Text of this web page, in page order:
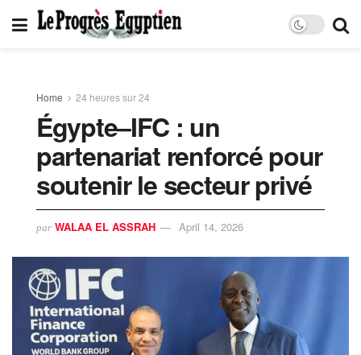
Home 24 heures sur 24
Égypte–IFC : un
partenariat renforcé pour
soutenir le secteur privé
par WALAA EL ASSRAH April 14, 2026